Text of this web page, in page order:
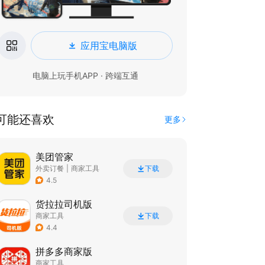
应用宝电脑版
电脑上玩手机APP · 跨端互通
能还喜欢 更多
美团管家
外卖订餐
商家工具
4.5
下载
货拉拉司机版
商家工具
4.4
下载
拼多多商家版
商家工具